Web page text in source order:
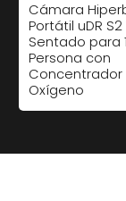
Cámara
Portátil uDR S2
Sentado para 1
Persona con
Concentrador
Oxígeno